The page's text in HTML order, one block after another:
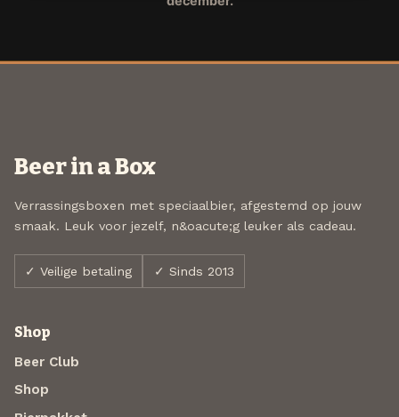
Beer in a Box
Verrassingsboxen met speciaalbier, afgestemd op jouw
smaak. Leuk voor jezelf, n&oacute;g leuker als cadeau.
✓ Veilige betaling ✓ Sinds 2013
Shop
Beer Club
Shop